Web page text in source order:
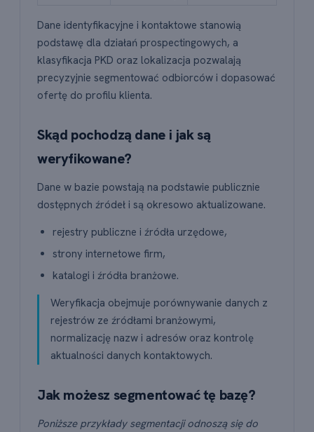
Dane identyfikacyjne i kontaktowe stanowią
podstawę dla działań prospectingowych, a
klasyfikacja PKD oraz lokalizacja pozwalają
precyzyjnie segmentować odbiorców i dopasować
ofertę do profilu klienta.
Skąd pochodzą dane i jak są
weryfikowane?
Dane w bazie powstają na podstawie publicznie
dostępnych źródeł i są okresowo aktualizowane.
rejestry publiczne i źródła urzędowe,
strony internetowe firm,
katalogi i źródła branżowe.
Weryfikacja obejmuje porównywanie danych z
rejestrów ze źródłami branżowymi,
normalizację nazw i adresów oraz kontrolę
aktualności danych kontaktowych.
Jak możesz segmentować tę bazę?
Poniższe przykłady segmentacji odnoszą się do